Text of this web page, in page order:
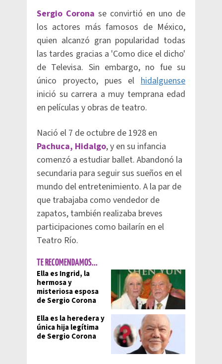
Sergio Corona se convirtió en uno de
los actores más famosos de México,
quien alcanzó gran popularidad todas
las tardes gracias a 'Como dice el dicho'
de Televisa. Sin embargo, no fue su
único proyecto, pues el hidalguense
inició su carrera a muy temprana edad
en películas y obras de teatro.
Nació el 7 de octubre de 1928 en
Pachuca, Hidalgo, y en su infancia
comenzó a estudiar ballet. Abandonó la
secundaria para seguir sus sueños en el
mundo del entretenimiento. A la par de
que trabajaba como vendedor de
zapatos, también realizaba breves
participaciones como bailarín en el
Teatro Río.
TE RECOMENDAMOS...
Ella es Ingrid, la
hermosa y
misteriosa esposa
de Sergio Corona
Ella es la heredera y
única hija legítima
de Sergio Corona